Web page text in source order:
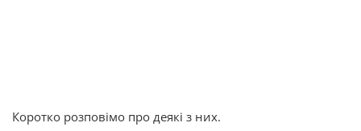
Коротко розповімо про деякі з них.